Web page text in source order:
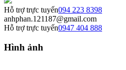
Hỗ trợ trực tuyến094 223 8398
anhphan.121187@gmail.com
Hỗ trợ trực tuyến0947 404 888
Hình ảnh